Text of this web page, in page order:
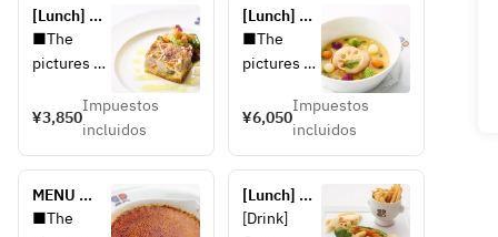
[Lunch]
MENU
DÉJEUNER
■The
pictures
for
illustrative
purposes
only.
¥3,850
Impuestos
incluidos
[Lunch]
MENU
DÉJEUNER
■The
pictures
for
illustrative
purposes
only.
¥6,050
Impuestos
incluidos
MENU
CIEL
■The
[Lunch]
Children's
[Drink]